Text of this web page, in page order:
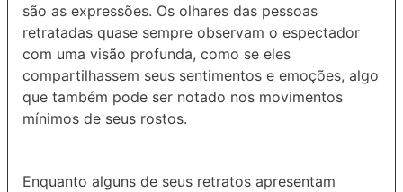
são as expressões. Os olhares das pessoas
retratadas quase sempre observam o espectador
com uma visão profunda, como se eles
compartilhassem seus sentimentos e emoções, algo
que também pode ser notado nos movimentos
mínimos de seus rostos.
Enquanto alguns de seus retratos apresentam